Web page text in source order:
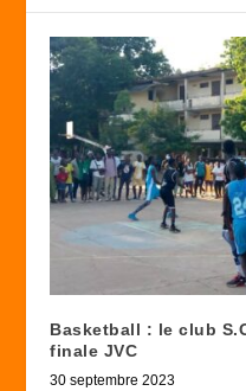
Basketball : le club
finale JVC
30 septembre 2023